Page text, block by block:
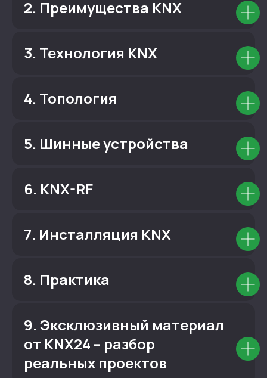
2. Преимущества KNX
3. Технология KNX
4. Топология
5. Шинные устройства
6. KNX-RF
7. Инсталляция KNX
8. Практика
9. Эксклюзивный материал
от KNX24 – разбор
реальных проектов